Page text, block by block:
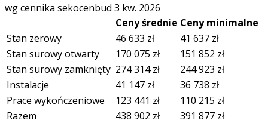
wg cennika sekocenbud 3 kw. 2026
Ceny średnie Ceny minimalne
Stan zerowy
46 633 zł 41 637 zł
Stan surowy otwarty
170 075 zł 151 852 zł
Stan surowy zamknięty 274 314zł 244 923 zł
Instalacje
41 147 zł 36 738 zł
Prace wykończeniowe
123 441 zł 110 215 zł
Razem
438 902 zł 391 877 zł